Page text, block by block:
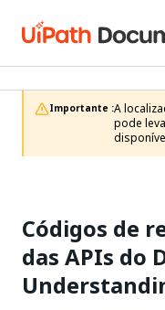
Importante :A
pode
Códigos de
das APIs do